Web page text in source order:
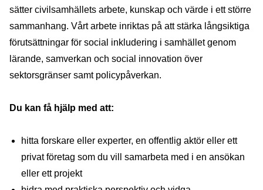
sätter civilsamhällets arbete, kunskap och värde i ett större
sammanhang. Vårtarbete inriktas på att stärka långsiktiga
förutsättningar för social inkludering i samhället genom
lärande, samverkan och social innovation över
sektorsgränser samt policypåverkan.
Du kan få hjälp med att:
hitta forskare eller experter, en offentlig aktör eller ett
privat företag som du vill samarbeta med i en ansökan
eller ett projekt